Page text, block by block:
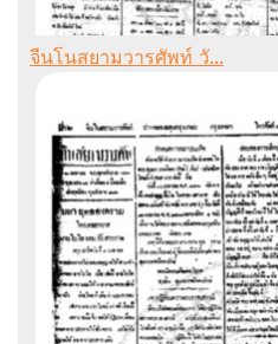
จีนโนสยามวารศัพท์ วั...